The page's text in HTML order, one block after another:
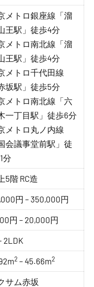
メトロ銀座線「溜
王駅」徒歩4分
メトロ南北線「溜
王駅」徒歩4分
メトロ千代田線
坂駅」徒歩5分
メトロ南北線「六
一丁目駅」徒歩6分
メトロ丸ノ内線
会議事堂前駅」徒
分
5階 RC造
円 – 350,000円
円 – 20,000円
2LDK
2 – 45.66m2
サム赤坂